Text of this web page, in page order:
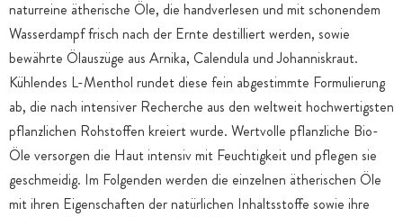
naturreine ätherische Öle, die handverlesen und mit schonendem
Wasserdampf frisch nach der Ernte destilliert werden, sowie
bewährte Ölauszüge aus Arnika, Calendula und Johanniskraut.
Kühlendes L-Menthol rundet diese fein abgestimmte Formulierung
ab, die nach intensiver Recherche aus den weltweit hochwertigsten
pflanzlichen Rohstoffen kreiert wurde. Wertvolle pflanzliche Bio-
Öle versorgen die Haut intensiv mit Feuchtigkeit und pflegen sie
geschmeidig. Im Folgenden werden die einzelnen ätherischen Öle
mit ihren Eigenschaften der natürlichen Inhaltsstoffe sowie ihre